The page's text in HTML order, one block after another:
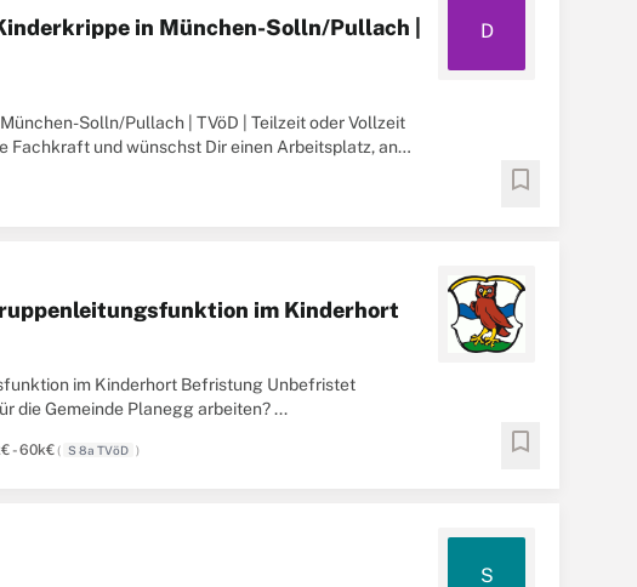
in München-Solln/Pullach |
D
Solln/Pullach | TVöD | Teilzeit oder Vollzeit
und wünschst Dir einen Arbeitsplatz, an
bookmark
im Kinderhort
im Kinderhort Befristung Unbefristet
die Gemeinde Planegg arbeiten? ...
- 60k€( S 8a TVöD ) bookmark
S